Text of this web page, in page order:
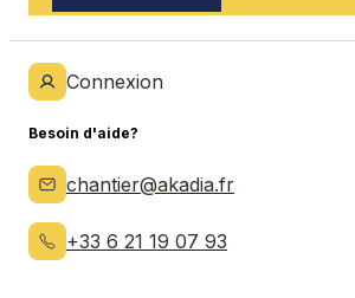
Connexion
Besoin d'aide?
chantier@akadia.fr
+33 6 21 19 07 93